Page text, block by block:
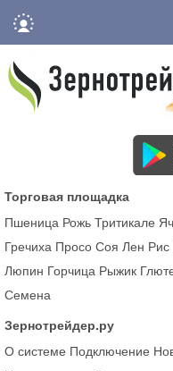
Торговая площадка
Пшеница Рожь Тритикале
Гречиха Просо Соя Лен Рис
Люпин Горчица Рыжик
Семена
Зернотрейдер.ру
О системе Подключение